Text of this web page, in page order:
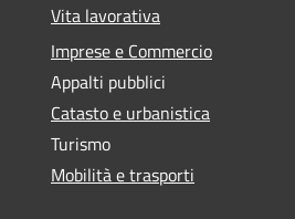
Vita lavorativa
Imprese e Commercio
Appalti pubblici
Catasto e urbanistica
Turismo
Mobilità e trasporti